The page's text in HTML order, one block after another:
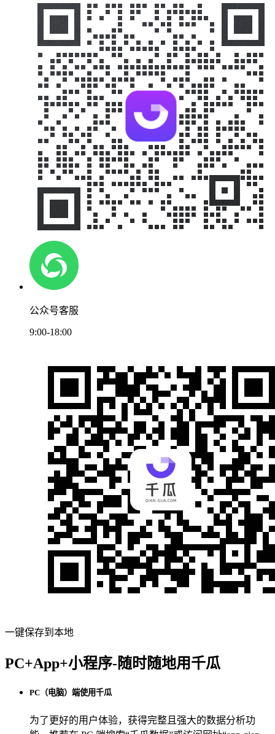
公众号客服
9:00-18:00
一键保存到本地
PC+App+小程序-随时随地用千瓜
PC（电脑）端使用千瓜
为了更好的用户体验，获得完整且强大的数据分析功